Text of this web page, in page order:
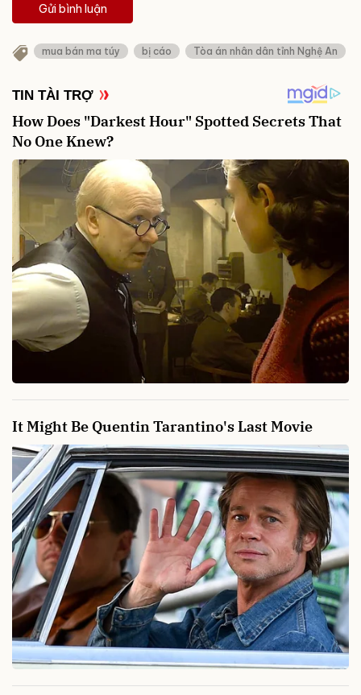
Gửi bình luận
mua bán ma túy bị cáo Tòa án nhân dân tỉnh Nghệ An